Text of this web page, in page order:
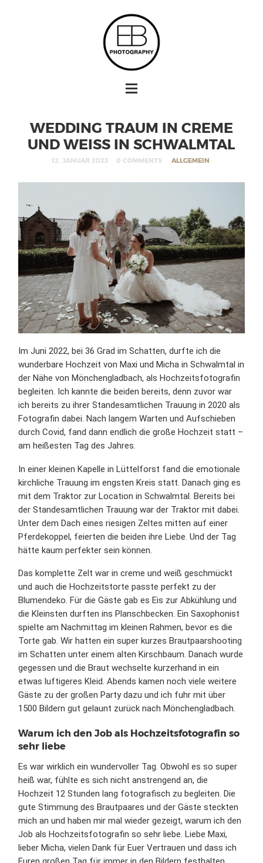
WEDDING TRAUM IN CREME
UND WEISS IN SCHWALMTAL
12. JANUAR 2023 0 COMMENTS ALLGEMEIN
Im Juni 2022, bei 36 Grad im Schatten, durfte ich die
wunderbare Hochzeit von Maxi und Micha in Schwalmtal in
der Nähe von Mönchengladbach, als Hochzeitsfotografin
begleiten. Ich kannte die beiden bereits, denn zuvor war
ich bereits zu ihrer Standesamtlichen Trauung in 2020 als
Fotografin dabei. Nach langem Warten und Aufschieben
durch Covid, fand dann endlich die große Hochzeit statt –
am heißesten Tag des Jahres.
In einer kleinen Kapelle in Lüttelforst fand die emotionale
kirchliche Trauung im engsten Kreis statt. Danach ging es
mit dem Traktor zur Location in Schwalmtal. Bereits bei
der Standesamtlichen Trauung war der Traktor mit dabei.
Unter dem Dach eines riesigen Zeltes mitten auf einer
Pferdekoppel, feierten die beiden ihre Liebe. Und der Tag
hätte kaum perfekter sein können.
Das komplette Zelt war in creme und weiß geschmückt
und auch die Hochzeitstorte passte perfekt zu der
Blumendeko. Für die Gäste gab es Eis zur Abkühlung und
die Kleinsten durften ins Planschbecken. Ein Saxophonist
spielte am Nachmittag im kleinen Rahmen, bevor es die
Torte gab. Wir hatten ein super kurzes Brautpaarshooting
im Schatten unter einem alten Kirschbaum. Danach wurde
gegessen und die Braut wechselte kurzerhand in ein
etwas luftigeres Kleid. Abends kamen noch viele weitere
Gäste zu der großen Party dazu und ich fuhr mit über
1500 Bildern gut gelaunt zurück nach Mönchengladbach.
Warum ich den Job als Hochzeitsfotografin so
sehr liebe
Es war wirklich ein wundervoller Tag. Obwohl es so super
heiß war, fühlte es sich nicht anstrengend an, die
Hochzeit 12 Stunden lang fotografisch zu begleiten. Die
gute Stimmung des Brautpaares und der Gäste steckten
mich an und haben mir mal wieder gezeigt, warum ich den
Job als Hochzeitsfotografin so sehr liebe. Liebe Maxi,
lieber Micha, vielen Dank für Euer Vertrauen und dass ich